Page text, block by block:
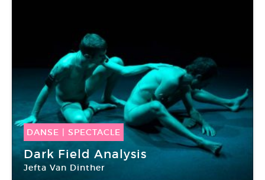
DANSE SPECTACLE
19 Avr -21 Avr 2018
Dark Field Analysis
Jefta Van Dinther